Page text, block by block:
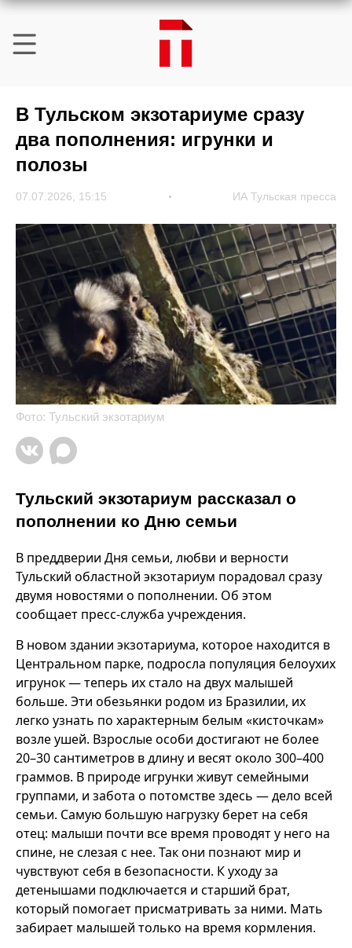
В Тульском экзотариуме сразу
два пополнения: игрунки и
полозы
07.07.2026, 15:15 ИА Тульская пресса
Фото: Тульский экзотариум
Тульский экзотариум рассказал о
пополнении ко Дню семьи
В преддверии Дня семьи, любви и верности
Тульский областной экзотариум порадовал сразу
двумя новостями о пополнении. Об этом
сообщает пресс-служба учреждения.
В новом здании экзотариума, которое находится в
Центральном парке, подросла популяция белоухих
игрунок — теперь их стало на двух малышей
больше. Эти обезьянки родом из Бразилии, их
легко узнать по характерным белым «кисточкам»
возле ушей. Взрослые особи достигают не более
20–30 сантиметров в длину и весят около 300–400
граммов. В природе игрунки живут семейными
группами, и забота о потомстве здесь — дело всей
семьи. Самую большую нагрузку берет на себя
отец: малыши почти все время проводят у него на
спине, не слезая с нее. Так они познают мир и
чувствуют себя в безопасности. К уходу за
детенышами подключается и старший брат,
который помогает присматривать за ними. Мать
забирает малышей только на время кормления.